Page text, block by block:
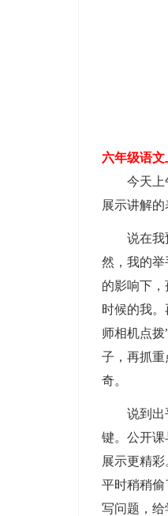
六年级语文
今天上午
展示讲解
说在我预
然，我的
的影响下
时候的我
师相机点
子，再抓
奇。
说到出乎
键。公开
展示更精
平时稍稍
写问题，